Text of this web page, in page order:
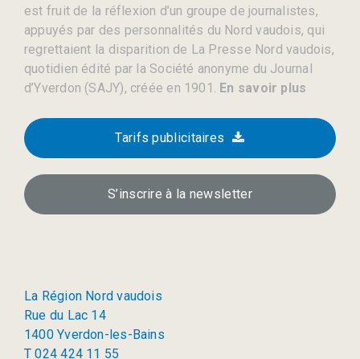
est fruit de la réflexion d’un groupe de journalistes,
appuyés par des personnalités du Nord vaudois, qui
regrettaient la disparition de La Presse Nord vaudois,
quotidien édité par la Société anonyme du Journal
d’Yverdon (SAJY), créée en 1901. En savoir plus
Tarifs publicitaires
S’inscrire à la newsletter
La Région Nord vaudois
Rue du Lac 14
1400 Yverdon-les-Bains
T 024 424 11 55